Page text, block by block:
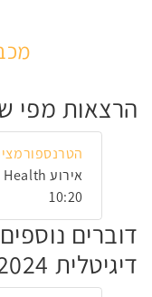
הרצאות מפי
10:20
דוברים
דיגיטלית 2024